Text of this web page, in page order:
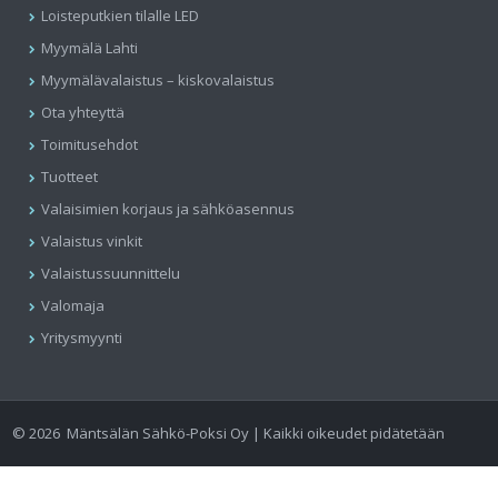
Loisteputkien tilalle LED
Myymälä Lahti
Myymälävalaistus – kiskovalaistus
Ota yhteyttä
Toimitusehdot
Tuotteet
Valaisimien korjaus ja sähköasennus
Valaistus vinkit
Valaistussuunnittelu
Valomaja
Yritysmyynti
©2026 Mäntsälän Sähkö-Poksi Oy | Kaikki oikeudet pidätetään